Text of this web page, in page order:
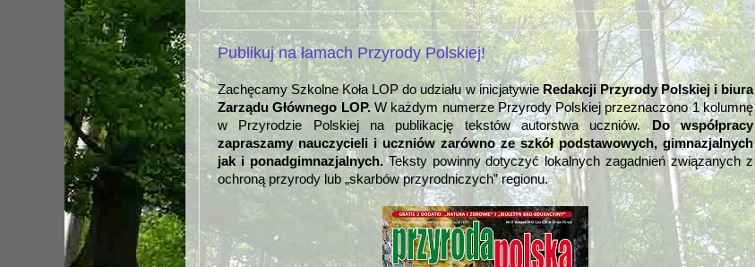
Publikuj na łamach Przyrody Polskiej!
Zachęcamy Szkolne Koła LOP do udziału w inicjatywie Redakcji Przyrody Polskiej i biura
Zarządu Głównego LOP.W każdym numerze Przyrody Polskiej przeznaczono 1 kolumnę
w Przyrodzie Polskiej na publikację tekstów autorstwa uczniów. Do współpracy
zapraszamy nauczycieli i uczniów zarówno ze szkół podstawowych, gimnazjalnych
jak i ponadgimnazjalnych.Teksty powinny dotyczyć lokalnych zagadnień związanych z
ochroną przyrody lub „skarbów przyrodniczych” regionu.